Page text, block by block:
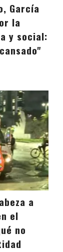
García
la
y social:
a
el
no